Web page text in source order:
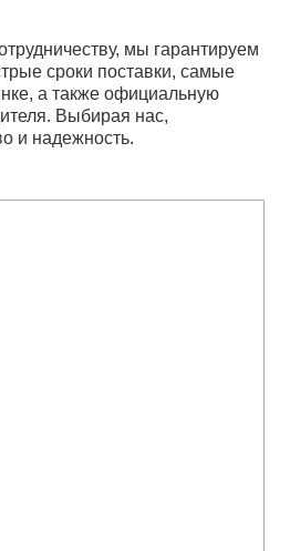
мы гарантируем
сроки поставки, самые
а также официальную
Выбирая нас,
и надежность.